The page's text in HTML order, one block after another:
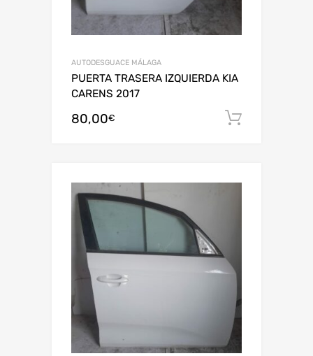
AUTODESGUACE MÁLAGA
PUERTA TRASERA IZQUIERDA KIA
CARENS 2017
80,00€